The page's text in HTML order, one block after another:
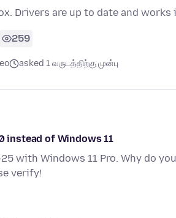
Drivers are up to date and
259
asked 1 வருடத்திற்கு முன்பு
instead of Windows 11
with Windows 11 Pro. Why do
verify!